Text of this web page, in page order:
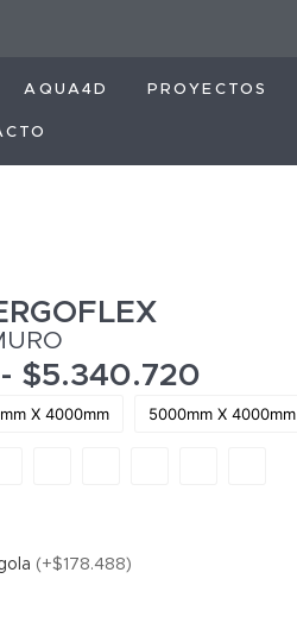
AQUA4D PROYECTOS
- $5.340.720
X 4000mm 5000mm X 4000mm
(+$178.488)